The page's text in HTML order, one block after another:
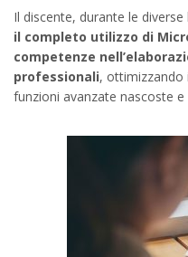
Il discente, durante le
il completo utilizzo di
competenze
professionali, ottimizzando
funzioni avanzate nascoste e